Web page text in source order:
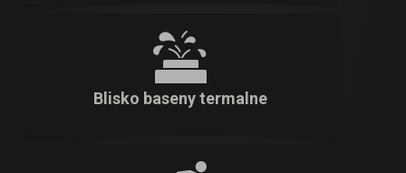
Blisko baseny termalne